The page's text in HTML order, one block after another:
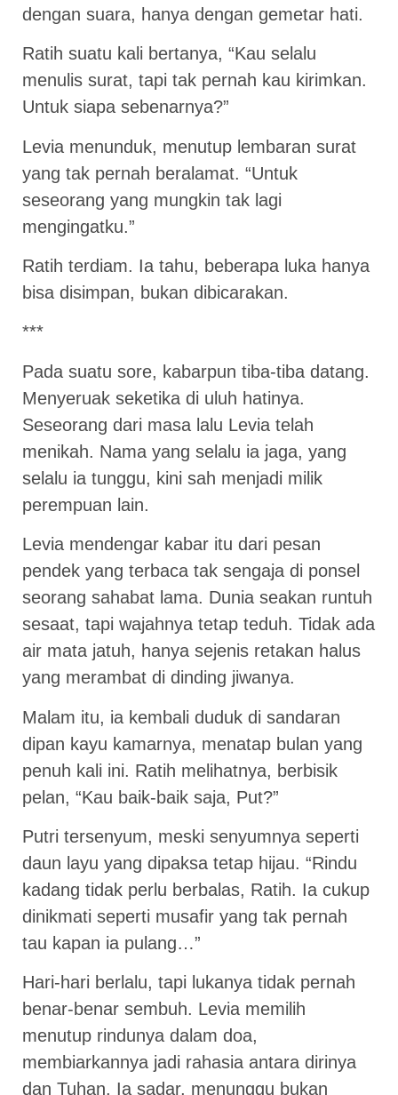
dengan suara, hanya dengan gemetar hati.
Ratih suatu kali bertanya, “Kau selalu
menulis surat, tapi tak pernah kau kirimkan.
Untuk siapa sebenarnya?”
Levia menunduk, menutup lembaran surat
yang tak pernah beralamat. “Untuk
seseorang yang mungkin tak lagi
mengingatku.”
Ratih terdiam. Ia tahu, beberapa luka hanya
bisa disimpan, bukan dibicarakan.
***
Pada suatu sore, kabarpun tiba-tiba datang.
Menyeruak seketika di uluh hatinya.
Seseorang dari masa lalu Levia telah
menikah. Nama yang selalu ia jaga, yang
selalu ia tunggu, kini sah menjadi milik
perempuan lain.
Levia mendengar kabar itu dari pesan
pendek yang terbaca tak sengaja di ponsel
seorang sahabat lama. Dunia seakan runtuh
sesaat, tapi wajahnya tetap teduh. Tidak ada
air mata jatuh, hanya sejenis retakan halus
yang merambat di dinding jiwanya.
Malam itu, ia kembali duduk di sandaran
dipan kayu kamarnya, menatap bulan yang
penuh kali ini. Ratih melihatnya, berbisik
pelan, “Kau baik-baik saja, Put?”
Putri tersenyum, meski senyumnya seperti
daun layu yang dipaksa tetap hijau. “Rindu
kadang tidak perlu berbalas, Ratih. Ia cukup
dinikmati seperti musafir yang tak pernah
tau kapan ia pulang…”
Hari-hari berlalu, tapi lukanya tidak pernah
benar-benar sembuh. Levia memilih
menutup rindunya dalam doa,
membiarkannya jadi rahasia antara dirinya
dan Tuhan. Ia sadar, menunggu bukan